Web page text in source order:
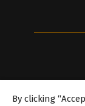
By clicking